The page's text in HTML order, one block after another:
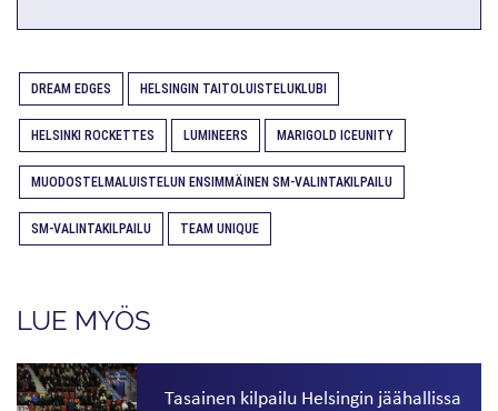
DREAM EDGES HELSINGIN TAITOLUISTELUKLUBI
HELSINKI ROCKETTES LUMINEERS MARIGOLD ICEUNITY
MUODOSTELMALUISTELUN ENSIMMÄINEN SM-VALINTAKILPAILU
SM-VALINTAKILPAILU TEAM UNIQUE
LUE MYÖS
Tasainen kilpailu Helsingin jäähallissa